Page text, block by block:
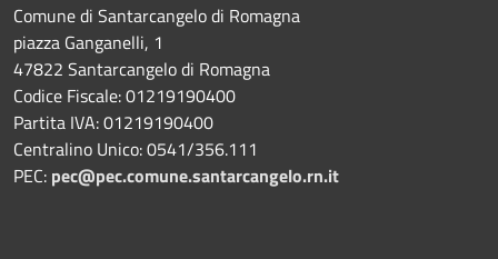
Comune di Santarcangelo di Romagna
piazza Ganganelli, 1
47822 Santarcangelo di Romagna
Codice Fiscale: 01219190400
Partita IVA: 01219190400
Centralino Unico: 0541/356.111
PEC: pec@pec.comune.santarcangelo.rn.it